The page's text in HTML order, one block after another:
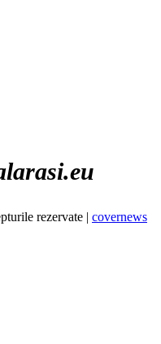
rezervate | covernews